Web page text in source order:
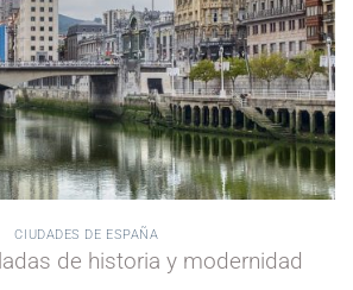
CIUDADES DE ESPAÑA
de historia y modernidad